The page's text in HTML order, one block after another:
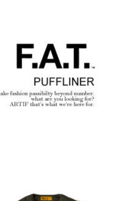
glamb – 映画「スター・
ウォーズ／マンダロリア
ン・アンド・グローグー」カ